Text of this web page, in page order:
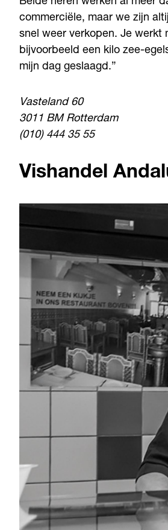
commerciële, maar we zijn
snel weer verkopen. Je werkt
bijvoorbeeld een kilo zee-
mijn dag geslaagd.”
Vasteland 60
3011 BM Rotterdam
(010) 444 35 55
Vishandel